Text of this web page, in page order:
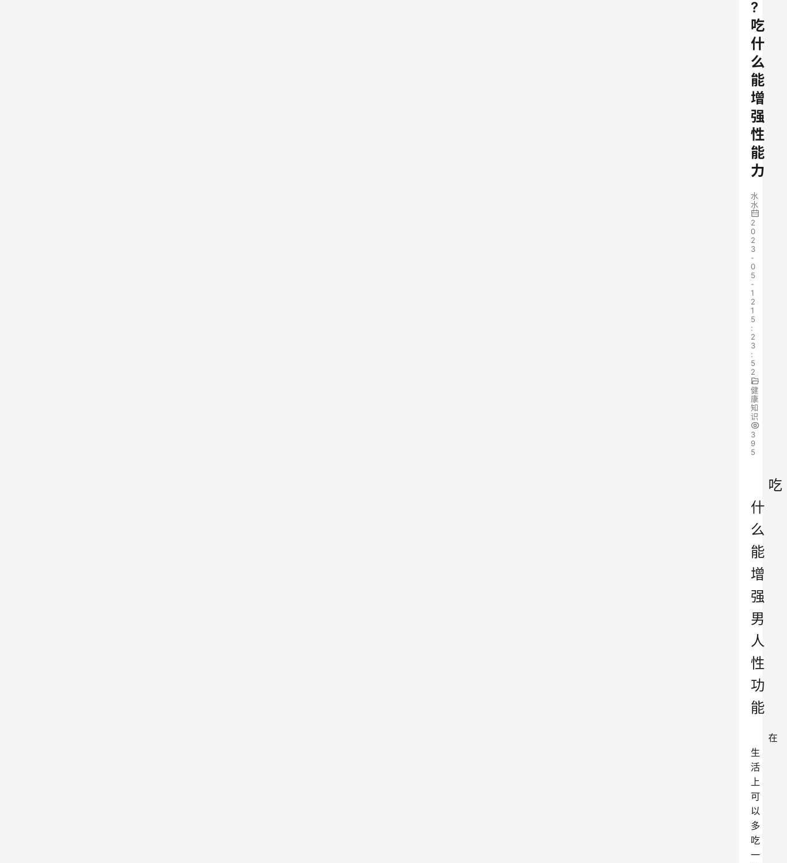
?
吃
什
么
能
增
强
性
能
力
水
水
2
0
2
3
-
0
5
-
1
2
1
5
:
2
3
:
5
2
健
康
知
识
3
9
5
吃
什
么
能
增
强
男
人
性
功
能
在
生
活
上
可
以
多
吃
一